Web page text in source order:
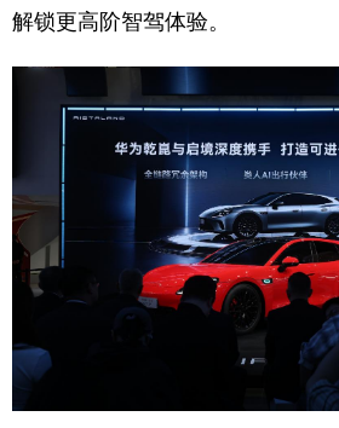
解锁更高阶智驾体验。